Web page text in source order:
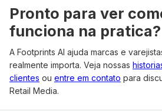
Pronto para ver
funciona na pratica?
A Footprints AI ajuda marcas e
realmente importa. Veja nossas
clientes ou entre em contato para
Retail Media.